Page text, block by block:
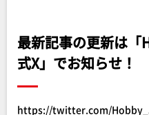
最新記事の更新は
式X」でお知らせ！
https://twitter.com/